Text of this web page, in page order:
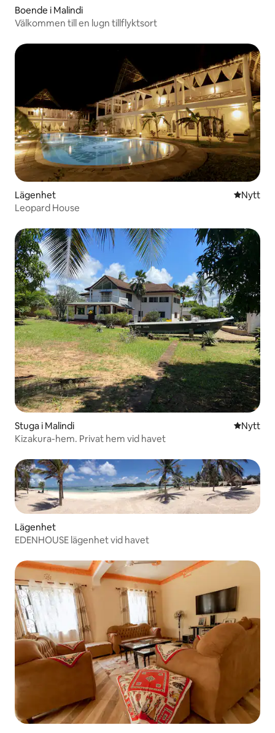
Boende i Malindi
Välkommen till en lugn tillflyktsort
Lägenhet NyttNytt
Leopard House
Stuga i Malindi NyttNytt
Kizakura-hem. Privat hem vid havet
Lägenhet
EDENHOUSE lägenhet vid havet